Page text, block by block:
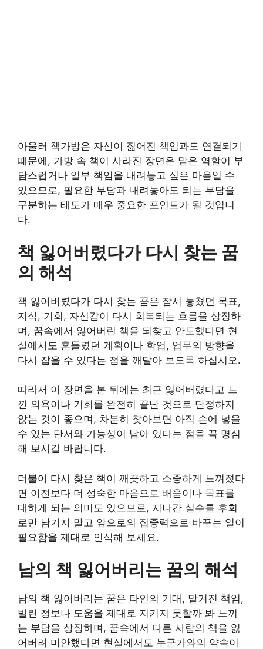
아울러 책가방은 자신이 짊어진 책임과도 연결되기
때문에, 가방 속 책이 사라진 장면은 맡은 역할이 부
담스럽거나 일부 책임을 내려놓고 싶은 마음일 수
있으므로, 필요한 부담과 내려놓아도 되는 부담을
구분하는 태도가 매우 중요한 포인트가 될 것입니
다.
책 잃어버렸다가 다시 찾는 꿈
의 해석
책 잃어버렸다가 다시 찾는 꿈은 잠시 놓쳤던 목표,
지식, 기회, 자신감이 다시 회복되는 흐름을 상징하
며, 꿈속에서 잃어버린 책을 되찾고 안도했다면 현
실에서도 흔들렸던 계획이나 학업, 업무의 방향을
다시 잡을 수 있다는 점을 깨달아 보도록 하십시오.
따라서 이 장면을 본 뒤에는 최근 잃어버렸다고 느
낀 의욕이나 기회를 완전히 끝난 것으로 단정하지
않는 것이 좋으며, 차분히 찾아보면 아직 손에 넣을
수 있는 단서와 가능성이 남아 있다는 점을 꼭 명심
해 보시길 바랍니다.
더불어 다시 찾은 책이 깨끗하고 소중하게 느껴졌다
면 이전보다 더 성숙한 마음으로 배움이나 목표를
대하게 되는 의미도 있으므로, 지나간 실수를 후회
로만 남기지 말고 앞으로의 집중력으로 바꾸는 일이
필요함을 제대로 인식해 보세요.
남의 책 잃어버리는 꿈의 해석
남의 책 잃어버리는 꿈은 타인의 기대, 맡겨진 책임,
빌린 정보나 도움을 제대로 지키지 못할까 봐 느끼
는 부담을 상징하며, 꿈속에서 다른 사람의 책을 잃
어버려 미안했다면 현실에서도 누군가와의 약속이